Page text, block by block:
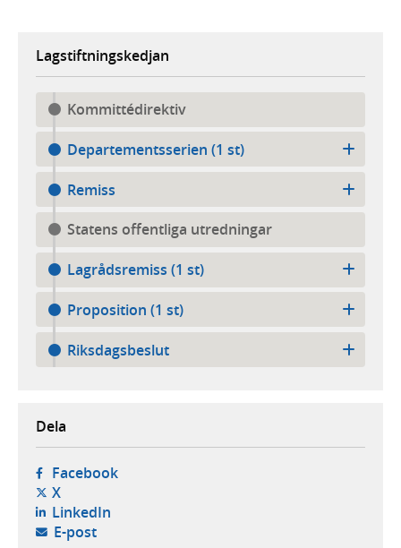
Lagstiftningskedjan
Kommittédirektiv
Departementsserien (1 st)
Remiss
Statens offentliga utredningar
Lagrådsremiss (1 st)
Proposition (1 st)
Riksdagsbeslut
Dela
Facebook- öppnas i ny flik, extern webbplats,
X- öppnas i ny flik, extern webbplats,
LinkedIn- öppnas i ny flik, extern webbplats,
E-post- öppnar din e-postklient,